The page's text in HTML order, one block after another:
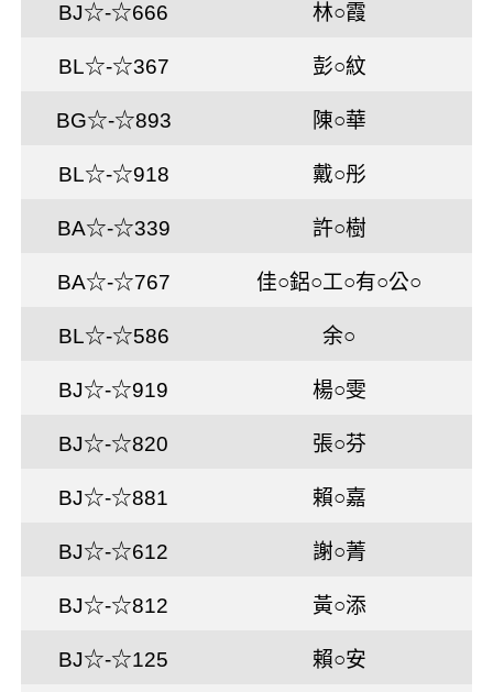
BJ☆-☆666 林○霞
BL☆-☆367 彭○紋
BG☆-☆893 陳○華
BL☆-☆918 戴○彤
BA☆-☆339 許○樹
BA☆-☆767 佳○鋁○工○有○公○
BL☆-☆586 余○
BJ☆-☆919 楊○雯
BJ☆-☆820 張○芬
BJ☆-☆881 賴○嘉
BJ☆-☆612 謝○菁
BJ☆-☆812 黃○添
BJ☆-☆125 賴○安